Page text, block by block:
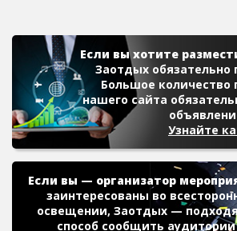
Если вы хотите
Заотдых
Большое количество
нашего сайта
Узнайте
Если вы — организатор
заинтересованы во
освещении, Заотдых —
способ сообщить